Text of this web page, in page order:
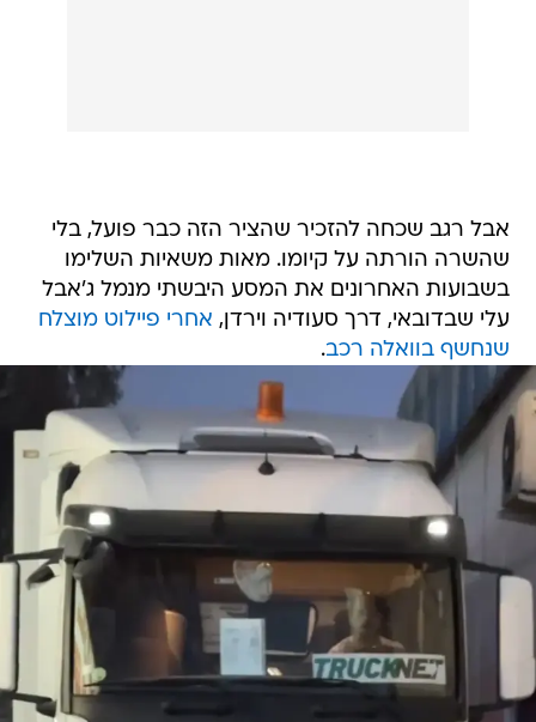
אבל רגב שכחה להזכיר שהציר הזה כבר פועל, בלי
שהשרה הורתה על קיומו. מאות משאיות השלימו
בשבועות האחרונים את המסע היבשתי מנמל ג'אבל
עלי שבדובאי, דרך סעודיה וירדן, אחרי פיילוט מוצלח
שנחשף בוואלה רכב.